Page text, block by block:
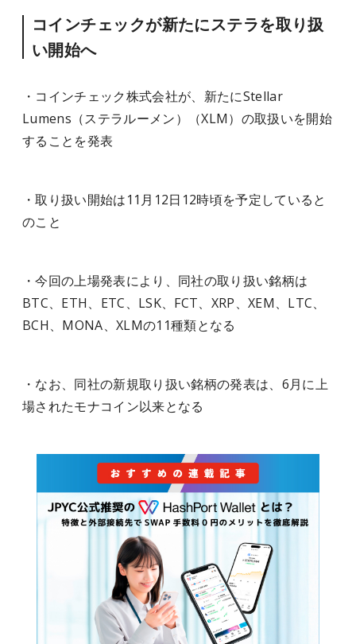
コインチェックが新たにステラを取り扱
い開始へ
・コインチェック株式会社が、新たにStellar
Lumens（ステラルーメン）（XLM）の取扱いを開始
することを発表
・取り扱い開始は11月12日12時頃を予定していると
のこと
・今回の上場発表により、同社の取り扱い銘柄は
BTC、ETH、ETC、LSK、FCT、XRP、XEM、LTC、
BCH、MONA、XLMの11種類となる
・なお、同社の新規取り扱い銘柄の発表は、6月に上
場されたモナコイン以来となる